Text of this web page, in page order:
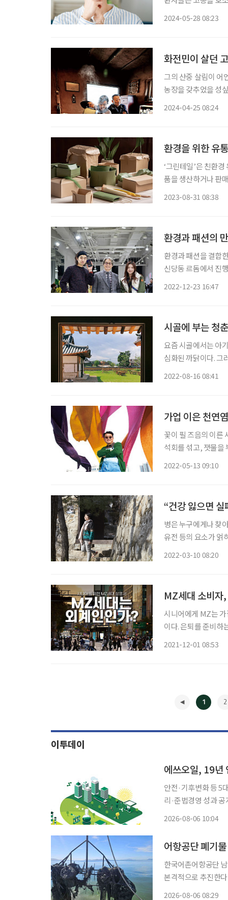
2024-05-28 08:23
화전민이 살던
그의 산중 살림이 어
농장을 갖추었을 성
2024-04-25 08:24
환경을 위한 유
‘그린테일’은 친환
품을 생산하거나 판
2023-08-31 08:38
환경과 패션의
환경과 패션을 결합
신당동 르돔에서 진
2022-12-23 16:47
시골에 부는 청
요즘 시골에서는 아
심화된 까닭이다. 그
2022-08-16 08:41
가업 이은 천연
꽃이 필 즈음의 이른
석회를 섞고, 잿물을
2022-05-13 09:10
“건강 잃으면
병은 누구에게나 찾
유전 등의 요소가 얽
2022-03-10 08:20
MZ세대 소비자
시니어에게 MZ는
이다. 은퇴를 준비하
2021-12-01 08:53
1 2
이투데이
에쓰오일, 19년
안전·기후변화 등 5
리·준법경영 성과 공개 S-OIL(에쓰오일)이 환경·사회·지배구조 분야의 주요 성
2026-08-06 10:04
어항공단 폐기
한국어촌어항공단
본격적으로 추진한다고 6일 밝혔다. 이 사업은 장흥
2026-08-06 08:29